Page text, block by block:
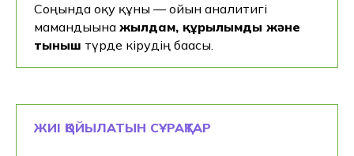
Соңында оқу құны — ойын аналитигі
мамандығына жылдам, құрылымды және
тыныш түрде кірудің бағасы.
ЖИІ ҚОЙЫЛАТЫН СҰРАҚТАР